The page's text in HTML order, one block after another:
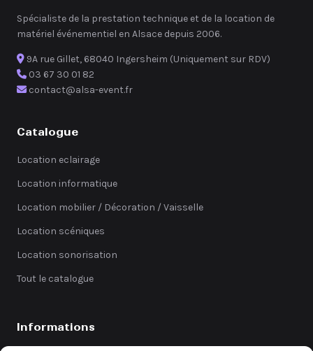
Spécialiste de la prestation technique et de la location de
matériel événementiel en Alsace depuis 2006.
9A rue Gillet, 68040 Ingersheim (Uniquement sur RDV)
03 67 30 01 82
contact@alsa-event.fr
Catalogue
Location eclairage
Location informatique
Location mobilier / Décoration / Vaisselle
Location scéniques
Location sonorisation
Tout le catalogue
Informations